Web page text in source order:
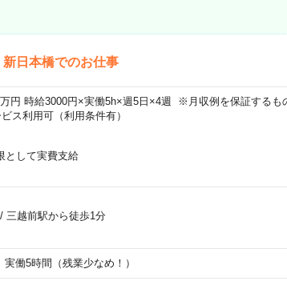
新日本橋でのお仕事
円 時給3000円×実働5h×週5日×4週 ※月収例を保証するも
ス利用可（利用条件有）
として実費支給
三越前駅から徒歩1分
働5時間（残業少なめ！）